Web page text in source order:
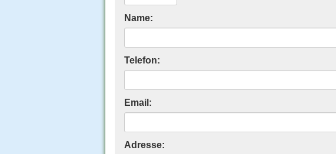
Name:
Telefon:
Email:
Adresse: